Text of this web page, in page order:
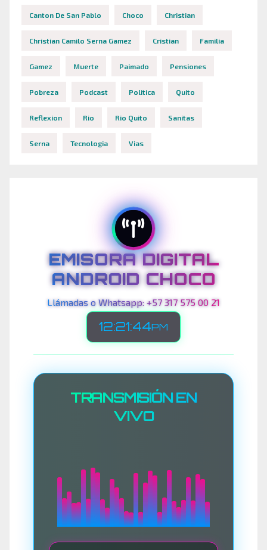
Canton De San Pablo Choco Christian
Christian Camilo Serna Gamez Cristian Familia
Gamez Muerte Paimado Pensiones
Pobreza Podcast Politica Quito
Reflexion Rio Rio Quito Sanitas
Serna Tecnologia Vias
EMISORA DIGITAL
ANDROID CHOCO
Llámadas o Whatsapp: +57 317 575 00 21
12:21:46PM
TRANSMISIÓN EN
VIVO